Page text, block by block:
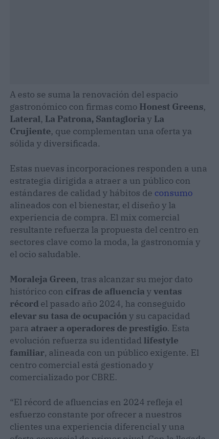
A esto se suma la renovación del espacio
gastronómico con firmas como Honest Greens,
Lateral, La Patrona, Santagloria y La
Crujiente, que complementan una oferta ya
sólida y diversificada.
Estas nuevas incorporaciones responden a una
estrategia dirigida a atraer a un público con
estándares de calidad y hábitos de consumo
alineados con el bienestar, el diseño y la
experiencia de compra. El mix comercial
resultante refuerza la propuesta del centro en
sectores clave como la moda, la gastronomía y
el ocio saludable.
Moraleja Green, tras alcanzar su mejor dato
histórico con cifras de afluencia yventas
récord el pasado año 2024, ha conseguido
elevar su tasa de ocupación y su capacidad
para atraer a operadores de prestigio. Esta
evolución refuerza su identidad lifestyle
familiar, alineada con un público exigente. El
centro comercial está gestionado y
comercializado por CBRE.
“El récord de afluencias en 2024 refleja el
esfuerzo constante por ofrecer a nuestros
clientes una experiencia diferencial y una